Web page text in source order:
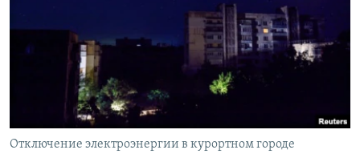
Отключение электроэнергии в курортном городе